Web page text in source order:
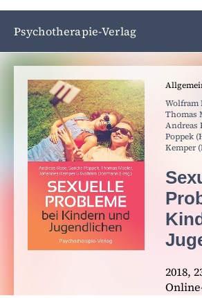
ZUR SUCHE SPRINGEN
Psychotherapie-Verlag
Wolfram
Thomas
Andreas
Poppek
Kemper
2018,